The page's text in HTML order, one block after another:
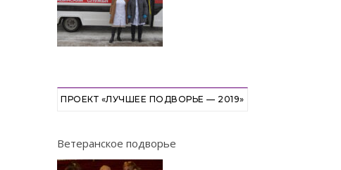
ПРОЕКТ «ЛУЧШЕЕ ПОДВОРЬЕ — 2019»
Ветеранское подворье